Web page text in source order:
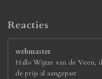
Reacties
webmaster
Hallo Wijtze van de Veen,
de prijs al aangepast